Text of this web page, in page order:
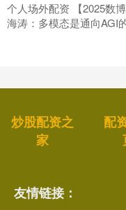
个人场外配资 【2025数
海涛：多模态是通向AGI
炒股配资之
家
配
友情链接：